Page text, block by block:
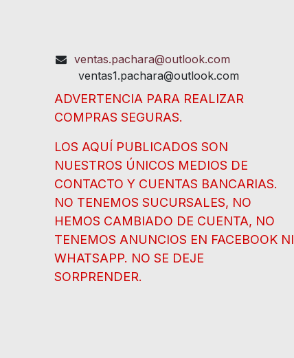
ventas.pachara@outlook.com
ventas1.pachara@outlook.com
ADVERTENCIA PARA REALIZAR
COMPRAS SEGURAS.
LOS AQUÍ PUBLICADOS SON
NUESTROS ÚNICOS MEDIOS DE
CONTACTO Y CUENTAS BANCARIAS.
NO TENEMOS SUCURSALES, NO
HEMOS CAMBIADO DE CUENTA, NO
TENEMOS ANUNCIOS EN FACEBOOK NI
WHATSAPP. NO SE DEJE
SORPRENDER.